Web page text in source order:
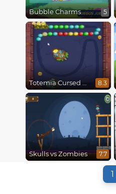
Bubble Charms 5
Totemia Cursed Marbles 8.3
Skulls vs Zombies 7.7
1